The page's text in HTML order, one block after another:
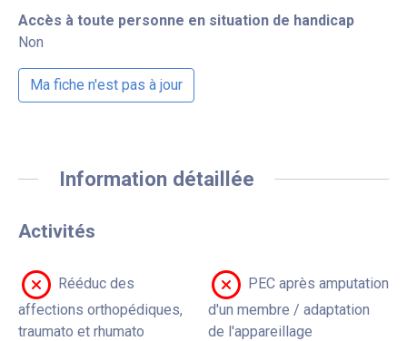
Accès à toute personne en situation de handicap
Non
Ma fiche n'est pas à jour
Information détaillée
Activités
Rééduc des
affections orthopédiques,
traumato et rhumato
PEC après amputation
d'un membre / adaptation
de l'appareillage